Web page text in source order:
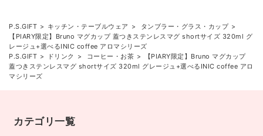
P.S.GIFT キッチン・テーブルウェア
タンブラー・グラス・カップ
【PIARY限定】Bruno マグカップ 蓋つきステンレスマグ shortサイズ 320ml グ
レージュ+選べるINIC coffee アロマシリーズ
P.S.GIFT
ドリンク コーヒー・お茶
【PIARY限定】Bruno マグカップ
蓋つきステンレスマグ shortサイズ 320ml グレージュ+選べるINIC coffee アロ
マシリーズ
カテゴリ一覧